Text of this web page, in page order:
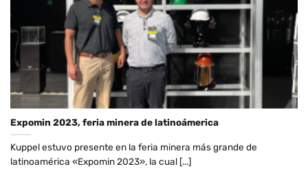
Expomin 2023, feria minera de latinoámerica
Kuppel estuvo presente en la feria minera más grande de
latinoamérica «Expomin 2023», la cual [...]